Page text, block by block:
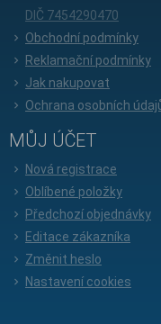
DIČ 7454290470
Obchodní podmínky
Reklamační podmínky
Jak nakupovat
Ochrana osobních
MŮJ ÚČET
Nová registrace
Oblíbené položky
Předchozí objednávky
Editace zákazníka
Změnit heslo
Nastavení cookies